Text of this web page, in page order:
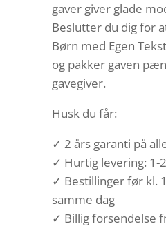
gaver giver glade
Beslutter du dig for
Børn med Egen
og pakker gaven
gavegiver.
Husk du får:
✓ 2 års garanti på
✓ Hurtig levering: 1-
✓ Bestillinger før kl.
samme dag
✓ Billig forsendelse